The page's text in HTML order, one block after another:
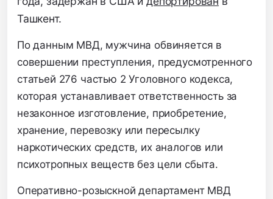
Ташкент.
По данным МВД, мужчина обвиняется в
совершении преступления, предусмотренного
статьей 276 частью 2 Уголовного кодекса,
которая устанавливает ответственность за
незаконное изготовление, приобретение,
хранение, перевозку или пересылку
наркотических средств, их аналогов или
психотропных веществ без цели сбыта.
Оперативно-розыскной департамент МВД